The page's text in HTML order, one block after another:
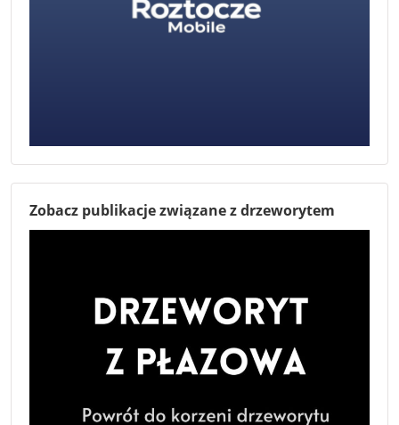
Zobacz publikacje związane z drzeworytem